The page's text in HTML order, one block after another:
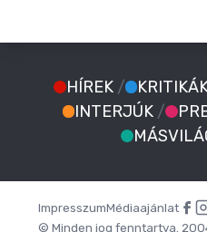
HÍREK /
INTERJÚK /
ImpresszumMédiaajánlat
© Minden jog fenntartva.